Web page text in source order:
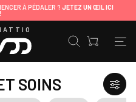
À PÉDALER ? JETEZ UN ŒIL ICI
!
SOINS